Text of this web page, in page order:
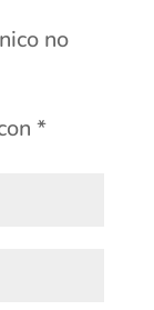
no
*